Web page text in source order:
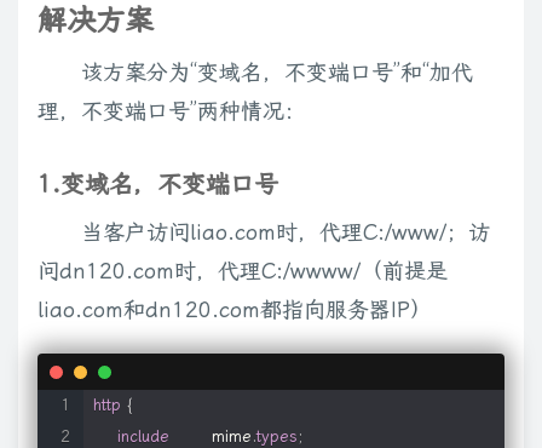
}
listen
81 ;
root
index
index.html index .htm
}
root
   html
;
解决方案
该方案分为“变域名，不变端口号”和“加代
理，不变端口号”两种情况：
1.变域名，不变端口号
当客户访问liao.com时，代理C:/www/；访
问dn120.com时，代理C:/wwww/（前提是
liao.com和dn120.com都指向服务器IP）
http {
include
       mime
.types ;